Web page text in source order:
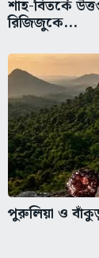
শাহ-বিতর্কে
রিজিজুকে...
পুরুলিয়া ও